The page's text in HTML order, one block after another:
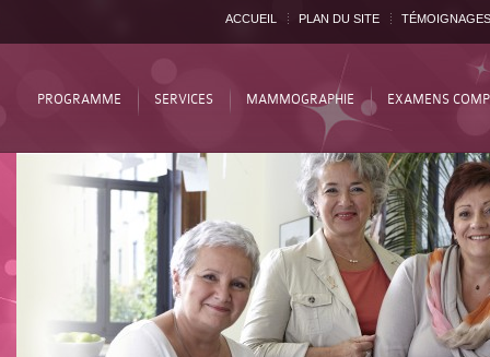
ACCUEIL PLAN DU SITE TÉMOIGNAGES
PROGRAMME SERVICES MAMMOGRAPHIE EXAMENS